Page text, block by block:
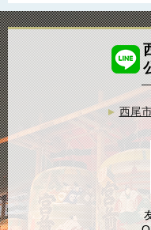
西尾